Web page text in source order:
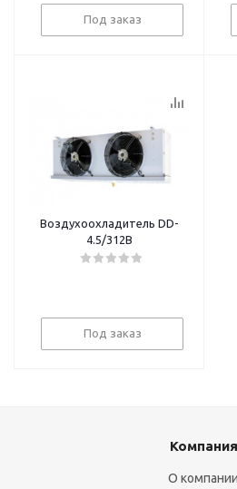
Под заказ
Воздухоохладитель DD-
4.5/312В
Под заказ
Компания
О компании